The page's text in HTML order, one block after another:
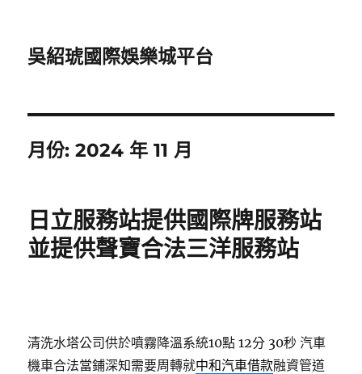
吳紹琥國際娛樂城平台
月份:2024 年 11 月
日立服務站提供國際牌服務站
並提供聲寶合法三洋服務站
清洗水塔公司供於噴霧降溫系統10點 12分 30秒 汽車
機車合法當鋪深知需要周轉就中和汽車借款融資管道